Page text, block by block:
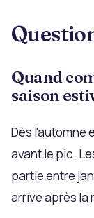
Quand
saison
Dès l'automne
avant le pic.
partie entre
arrive après la